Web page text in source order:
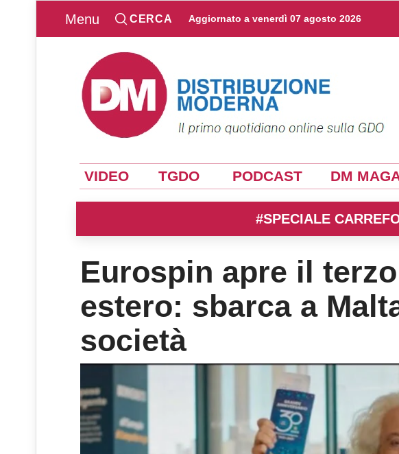
Menu CERCA Aggiornato a venerdì 07 agosto 2026
VIDEO TGDO PODCAST DM
#SPECIALE
Eurospin apre il
estero: sbarca a
società